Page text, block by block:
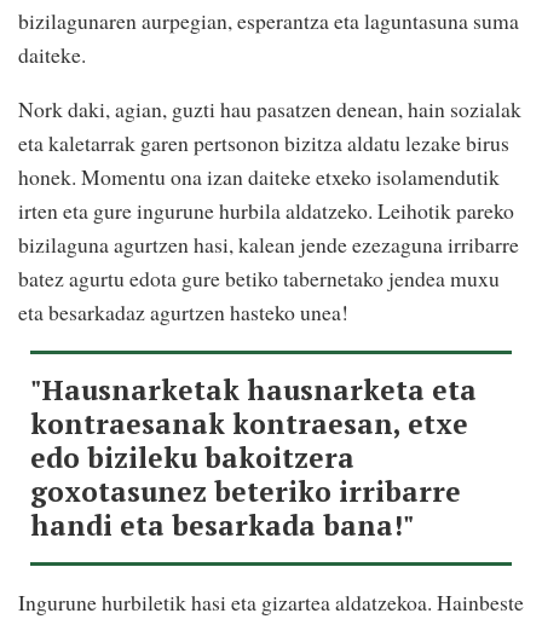
bizilagunaren aurpegian, esperantza eta laguntasuna suma
daiteke.
Nork daki, agian, guzti hau pasatzen denean, hain sozialak
eta kaletarrak garen pertsonon bizitza aldatu lezake birus
honek. Momentu ona izan daiteke etxeko isolamendutik
irten eta gure ingurune hurbila aldatzeko. Leihotik pareko
bizilaguna agurtzen hasi, kalean jende ezezaguna irribarre
batez agurtu edota gure betiko tabernetako jendea muxu
eta besarkadaz agurtzen hasteko unea!
"Hausnarketak hausnarketa eta
kontraesanak kontraesan, etxe
edo bizileku bakoitzera
goxotasunez beteriko irribarre
handi eta besarkada bana!"
Ingurune hurbiletik hasi eta gizartea aldatzekoa. Hainbeste